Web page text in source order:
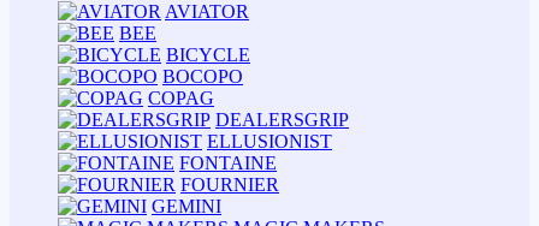
AVIATOR
BEE
BICYCLE
BOCOPO
COPAG
DEALERSGRIP
ELLUSIONIST
FONTAINE
FOURNIER
GEMINI